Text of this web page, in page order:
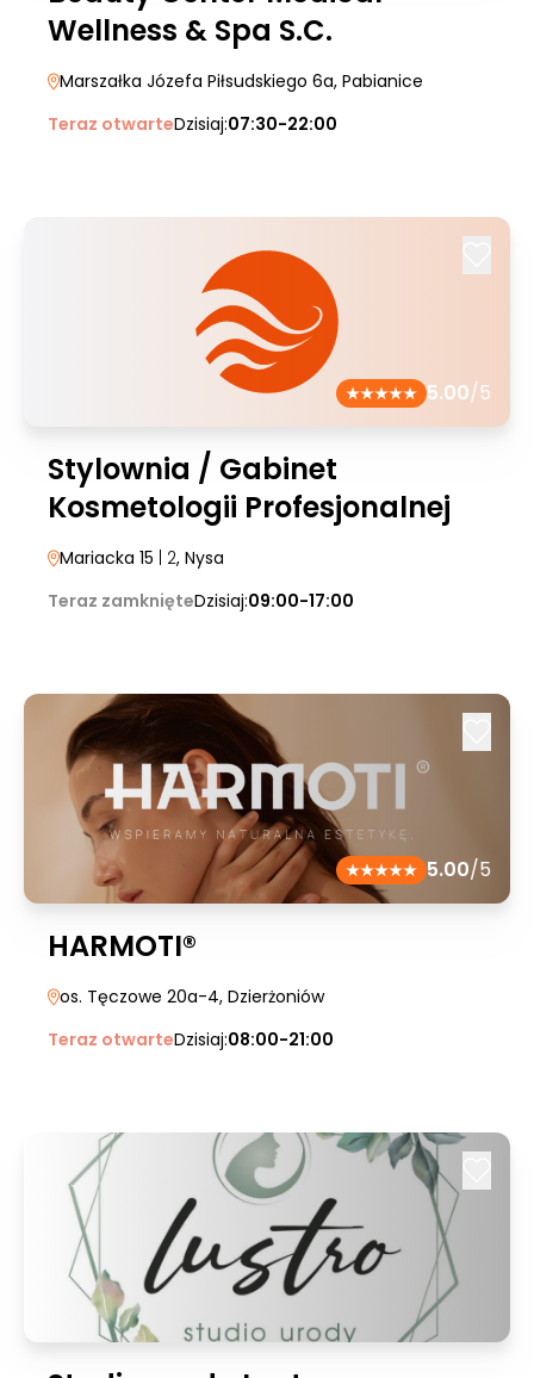
Wellness & Spa S.C.
Marszałka Józefa Piłsudskiego 6a, Pabianice
Teraz otwarteDzisiaj:07:30-22:00
5.00/5
Stylownia / Gabinet
Kosmetologii Profesjonalnej
Mariacka 15 | 2, Nysa
Teraz zamknięteDzisiaj:09:00-17:00
5.00/5
HARMOTI®
os. Tęczowe 20a-4, Dzierżoniów
Teraz otwarteDzisiaj:08:00-21:00